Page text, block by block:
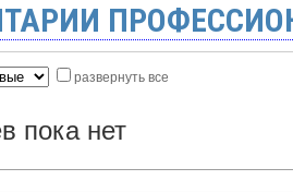
развернуть все
пока нет